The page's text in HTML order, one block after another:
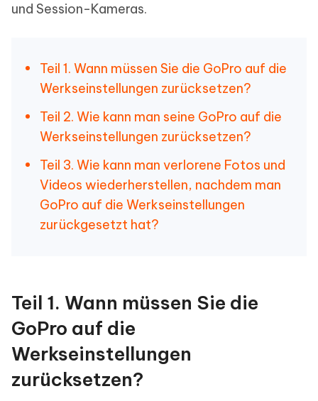
und Session-Kameras.
Teil 1. Wann müssen Sie die GoPro auf die
Werkseinstellungen zurücksetzen?
Teil 2. Wie kann man seine GoPro auf die
Werkseinstellungen zurücksetzen?
Teil 3. Wie kann man verlorene Fotos und
Videos wiederherstellen, nachdem man
GoPro auf die Werkseinstellungen
zurückgesetzt hat?
Teil 1. Wann müssen Sie die
GoPro auf die
Werkseinstellungen
zurücksetzen?